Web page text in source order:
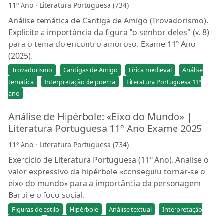
11º Ano · Literatura Portuguesa (734)
Análise temática de Cantiga de Amigo (Trovadorismo).
Explicite a importância da figura "o senhor deles" (v. 8)
para o tema do encontro amoroso. Exame 11º Ano
(2025).
Trovadorismo Cantigas de Amigo Lírica medieval
Análise
temática
Interpretação de poema
Literatura Portuguesa 11º
ano
Análise de Hipérbole: «Eixo do Mundo» |
Literatura Portuguesa 11º Ano Exame 2025
11º Ano · Literatura Portuguesa (734)
Exercício de Literatura Portuguesa (11º Ano). Analise o
valor expressivo da hipérbole «conseguiu tornar-se o
eixo do mundo» para a importância da personagem
Barbi e o foco social.
Figuras de estilo Hipérbole Análise textual
Interpretação